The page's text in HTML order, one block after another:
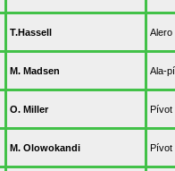
T.Hassell Alero
M. Madsen Ala-
O. Miller Pívot
M. Olowokandi Pívot